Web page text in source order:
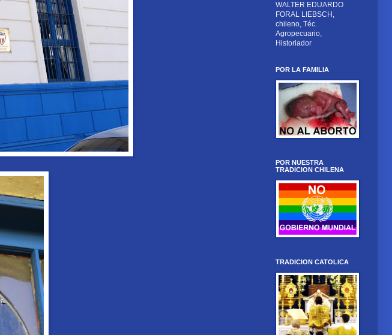
WALTER EDUARDO
FORAL LIEBSCH,
chileno, Téc.
Agropecuario,
Historiador
POR LA FAMILIA
POR NUESTRA
TRADICION CHILENA
TRADICION CATOLICA